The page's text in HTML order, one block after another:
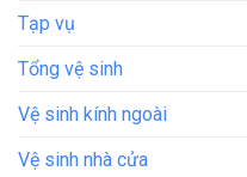
Tạp vụ
Tổng vệ sinh
Vệ sinh kính ngoài
Vệ sinh nhà cửa